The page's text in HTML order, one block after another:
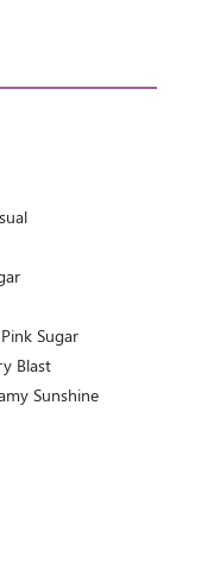
Sugar
Blast
Sunshine